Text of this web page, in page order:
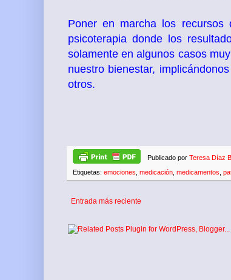
Poner en marcha los
psicoterapia donde los
solamente en algunos casos
nuestro bienestar,
otros.
Publicado por Teresa Díaz
Etiquetas: emociones medicación medicamentos
Entrada más reciente